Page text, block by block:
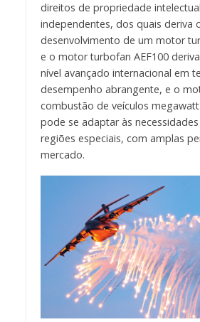
direitos de propriedade
independentes, dos quais deriva
desenvolvimento de um motor
e o motor turbofan AEF100
nível avançado internacional em
desempenho abrangente, e o
combustão de veículos
pode se adaptar às
regiões especiais, com amplas
mercado.